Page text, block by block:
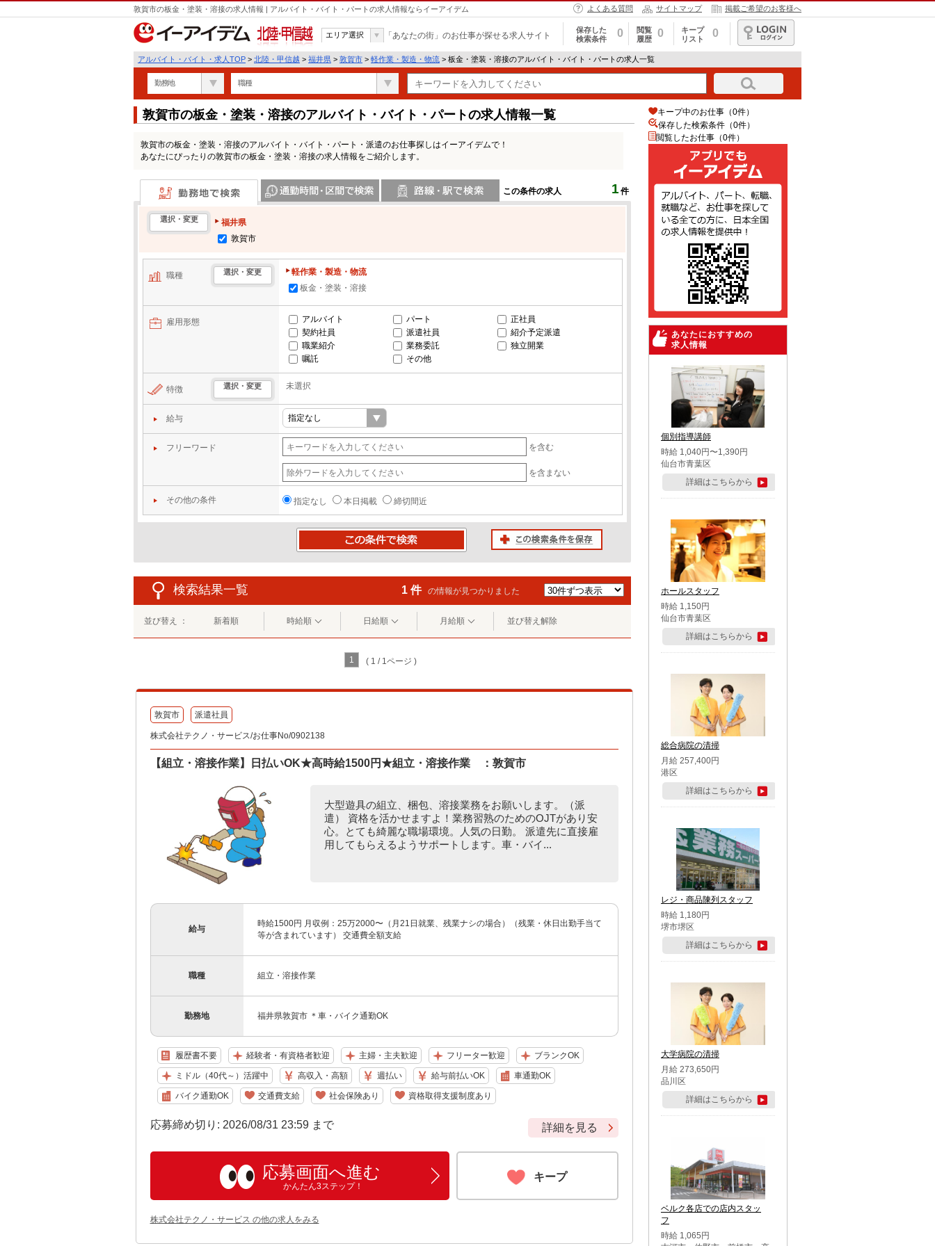
敦賀市の板金・塗装・溶接の求人情報 | アルバイト・バイト・パートの求人情報ならイーアイデム よくある質問 サイトマップ 掲載ご希望のお客様へ
北陸・甲信越
エリア選択 「あなたの街」のお仕事が探せる求人サイト
保存した
検索条件
0
閲覧
履歴
0
キープ
リスト
0
ログイン
アルバイト・バイト・求人TOP > 北陸・甲信越 > 福井県 > 敦賀市 > 軽作業・製造・物流 > 板金・塗装・溶接のアルバイト・バイト・パートの求人一覧
勤務地 職種
敦賀市の板金・塗装・溶接のアルバイト・バイト・パートの求人情報一覧
敦賀市の板金・塗装・溶接のアルバイト・バイト・パート・派遣のお仕事探しはイーアイデムで！
あなたにぴったりの敦賀市の板金・塗装・溶接の求人情報をご紹介します。
この条件の求人 1 件
勤務地で検索
選択・変更
福井県
敦賀市
職種 選択・変更
軽作業・製造・物流
板金・塗装・溶接
雇用形態 アルバイト パート
正社員
契約社員
派遣社員
紹介予定派遣
職業紹介
業務委託
独立開業
嘱託
その他
特徴 選択・変更 未選択
給与
フリーワード を含む
を含まない
その他の条件 指定なし 本日掲載 締切間近
検索結果一覧 1 件 の情報が見つかりました
並び替え ： 新着順 時給順 日給順 月給順 並び替え解除
1 ( 1 / 1ページ )
敦賀市 派遣社員
株式会社テクノ・サービス/お仕事No/0902138
【組立・溶接作業】日払いOK★高時給1500円★組立・溶接作業 ：敦賀市
大型遊具の組立、梱包、溶接業務をお願いします。（派
遣） 資格を活かせますよ！業務習熟のためのOJTがあり安
心。とても綺麗な職場環境。人気の日勤。 派遣先に直接雇
用してもらえるようサポートします。車・バイ...
給与
時給1500円 月収例：25万2000〜（月21日就業、残業ナシの場合）（残業・休日出勤手当て
等が含まれています） 交通費全額支給
職種 組立・溶接作業
勤務地 福井県敦賀市 ＊車・バイク通勤OK
履歴書不要 経験者・有資格者歓迎 主婦・主夫歓迎 フリーター歓迎 ブランクOK
ミドル（40代～）活躍中 高収入・高額 週払い 給与前払いOK 車通勤OK
バイク通勤OK 交通費支給 社会保険あり 資格取得支援制度あり
応募締め切り: 2026/08/31 23:59 まで 詳細を見る
応募画面へ進む
かんたん3ステップ！
キープ
株式会社テクノ・サービス の他の求人をみる
キープ中のお仕事（0件）
保存した検索条件（0件）
閲覧したお仕事（0件）
あなたにおすすめの
求人情報
個別指導講師
時給 1,040円〜1,390円
仙台市青葉区
詳細はこちらから
ホールスタッフ
時給 1,150円
仙台市青葉区
詳細はこちらから
総合病院の清掃
月給 257,400円
港区
詳細はこちらから
レジ・商品陳列スタッフ
時給 1,180円
堺市堺区
詳細はこちらから
大学病院の清掃
月給 273,650円
品川区
詳細はこちらから
ベルク各店での店内スタッ
フ
時給 1,065円